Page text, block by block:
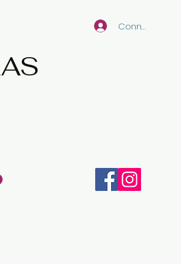
Connexion